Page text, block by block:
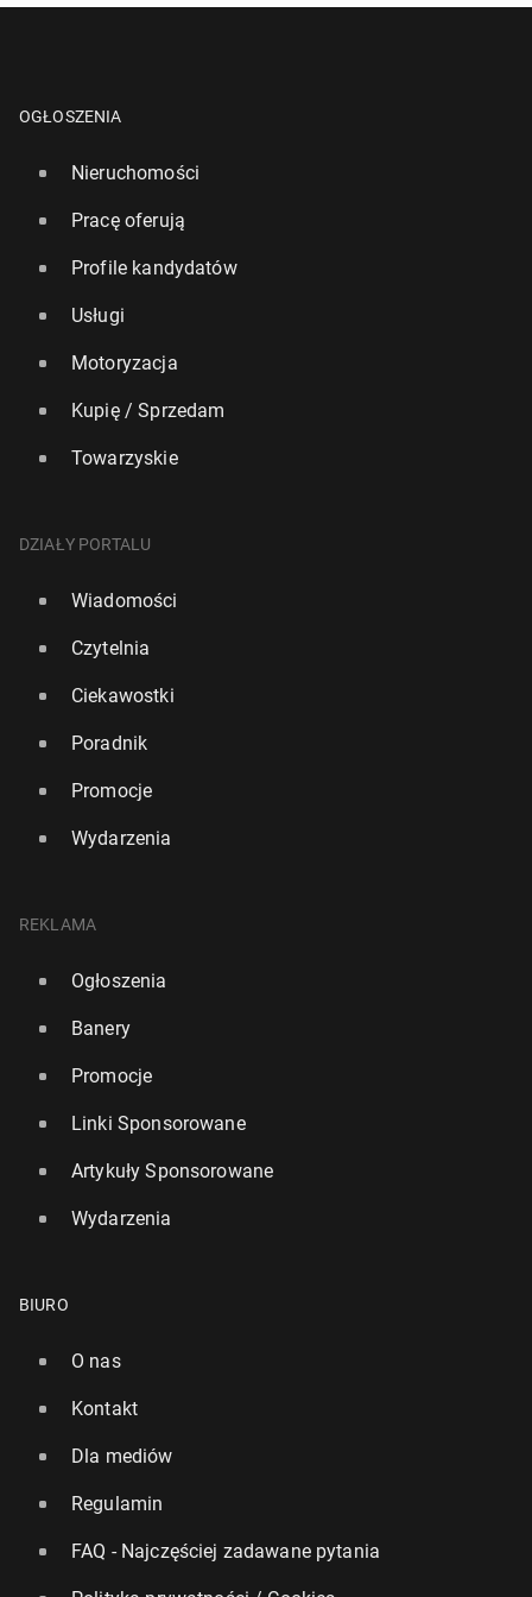
OGŁOSZENIA
Nieruchomości
Pracę oferują
Profile kandydatów
Usługi
Motoryzacja
Kupię / Sprzedam
Towarzyskie
DZIAŁY PORTALU
Wiadomości
Czytelnia
Ciekawostki
Poradnik
Promocje
Wydarzenia
REKLAMA
Ogłoszenia
Banery
Promocje
Linki Sponsorowane
Artykuły Sponsorowane
Wydarzenia
BIURO
O nas
Kontakt
Dla mediów
Regulamin
FAQ - Najczęściej zadawane pytania